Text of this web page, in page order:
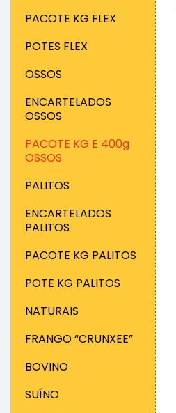
PACOTE KG FLEX
POTES FLEX
OSSOS
ENCARTELADOS
OSSOS
PACOTE KG E 400g
OSSOS
PALITOS
ENCARTELADOS
PALITOS
PACOTE KG PALITOS
POTE KG PALITOS
NATURAIS
FRANGO “CRUNXEE”
BOVINO
SUÍNO